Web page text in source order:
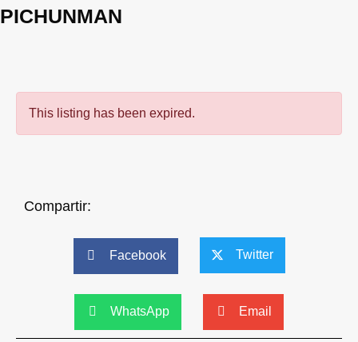
PICHUNMAN
This listing has been expired.
Compartir:
Facebook Twitter
WhatsApp Email